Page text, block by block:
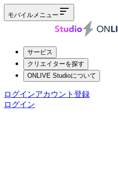
モバイルメニュー
サービス
クリエイターを探す
ONLIVE Studioについて
ログインアカウント登録
ログイン